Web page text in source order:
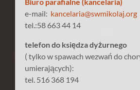
e-mail: kancelaria@swmikolaj.org
tel.:58 663 44 14
telefon do księdza dyżurnego
( tylko w spawach wezwań do
umierających):
tel. 516 368 194